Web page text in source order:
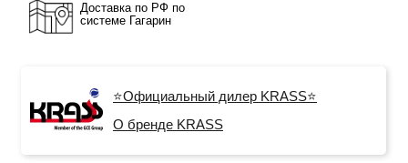
Доставка по РФ по
системе Гагарин
⭐Официальный дилер KRASS⭐
О бренде KRASS